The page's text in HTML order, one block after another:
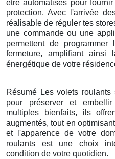
être automatisés pour
protection. Avec l'arrivée
réalisable de réguler tes
une commande ou une
permettent de
fermeture, amplifiant
énergétique de votre
Résumé Les volets
pour préserver et
multiples bienfaits, ils
augmentés, tout en
et l'apparence de votre
roulants est une choix
condition de votre quotidien.